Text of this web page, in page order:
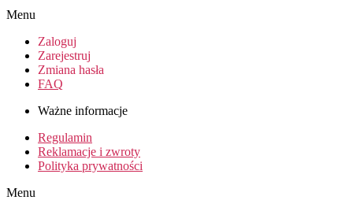
Menu
Zaloguj
Zarejestruj
Zmiana hasła
FAQ
Ważne informacje
Regulamin
Reklamacje i zwroty
Polityka prywatności
Menu